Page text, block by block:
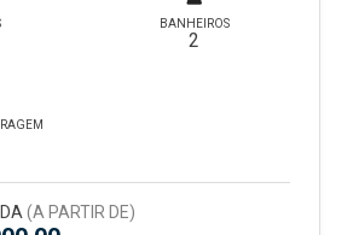
BANHEIROS
2
(A PARTIR DE)